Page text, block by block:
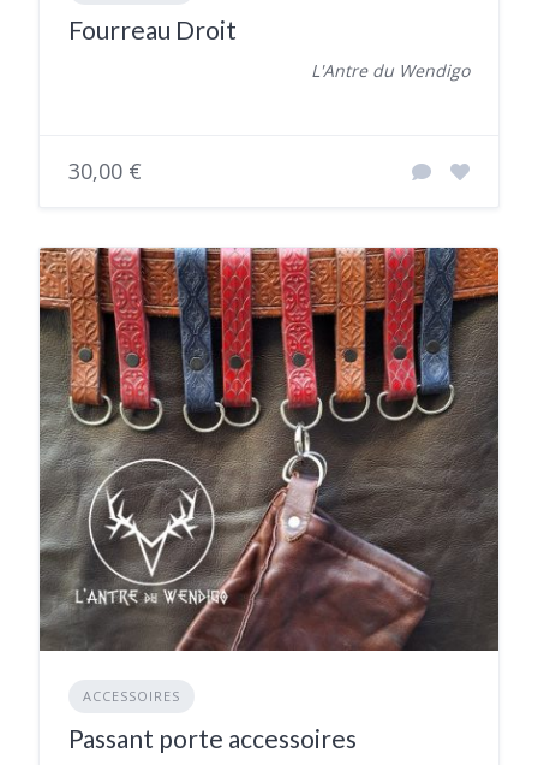
Fourreau Droit
L'Antre du Wendigo
30,00 €
ACCESSOIRES
Passant porte accessoires